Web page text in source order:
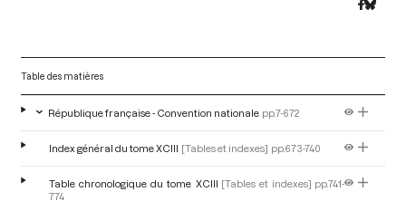
Table des matières
République française - Convention nationale pp.7-672
Index général du tome XCIII [Tables et indexes] pp.673-740
Table chronologique du tome XCIII [Tables et indexes] pp.741-
774